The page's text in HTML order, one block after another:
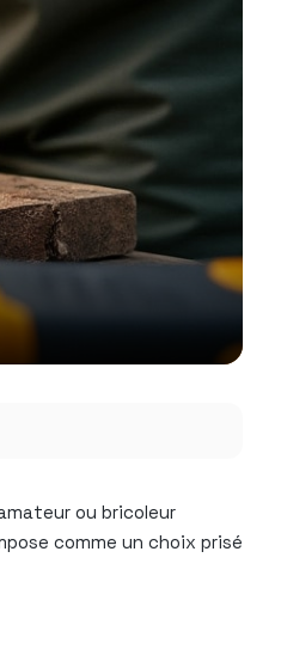
ou bricoleur
comme un choix prisé